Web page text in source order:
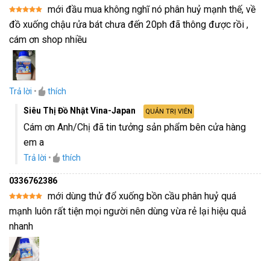
Được xếp
hạng55
mới đầu mua không nghĩ nó phân huỷ mạnh thế, về
đồ xuống chậu rửa bát chưa đến 20ph đã thông được rồi ,
cám ơn shop nhiều
Trả lời •
thích
Siêu Thị Đồ Nhật Vina-Japan
QUẢN TRỊ VIÊN
Cám ơn Anh/Chị đã tin tưởng sản phẩm bên cửa hàng
em a
Trả lời • thích
0336762386
Được xếp
hạng
5
5
mới dùng thử đổ xuống bồn cầu phân huỷ quá
mạnh luôn rất tiện mọi người nên dùng vừa rẻ lại hiệu quả
nhanh